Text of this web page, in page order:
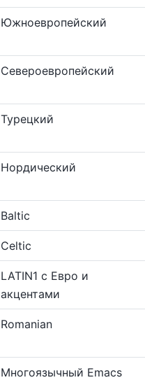
Южноевропейский
Североевропейский
Турецкий
Нордический
Baltic
Celtic
LATIN1 с Евро и
акцентами
Romanian
Многоязычный Emacs